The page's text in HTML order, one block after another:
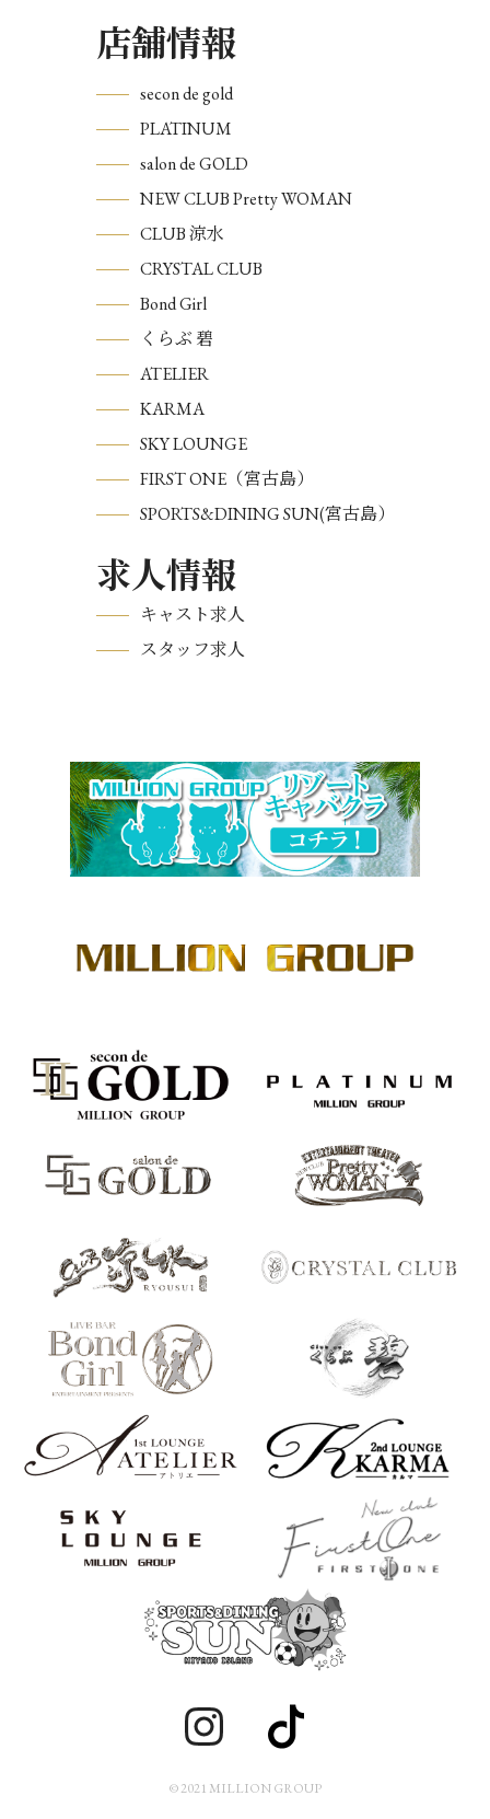
店舗情報
secon de gold
PLATINUM
salon de GOLD
NEW CLUB Pretty WOMAN
CLUB 涼水
CRYSTAL CLUB
Bond Girl
くらぶ 碧
ATELIER
KARMA
SKY LOUNGE
FIRST ONE（宮古島）
SPORTS&DINING SUN(宮古島）
求人情報
キャスト求人
スタッフ求人
© 2021 MILLION GROUP